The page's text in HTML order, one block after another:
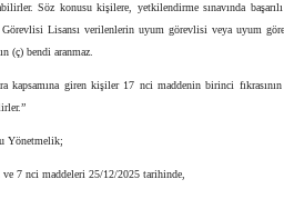
Söz konusu kişilere, yetkilendirme sınavında
Lisansı verilenlerin uyum görevlisi veya uyum
(ç) bendi aranmaz.
kapsamına giren kişiler 17 nci maddenin birinci
Yönetmelik;
7 nci maddeleri 25/12/2025 tarihinde,